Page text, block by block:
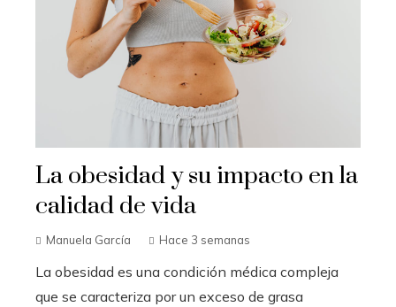
La obesidad y su impacto en la
calidad de vida
Manuela García Hace 3 semanas
La obesidad es una condición médica compleja
que se caracteriza por un exceso de grasa